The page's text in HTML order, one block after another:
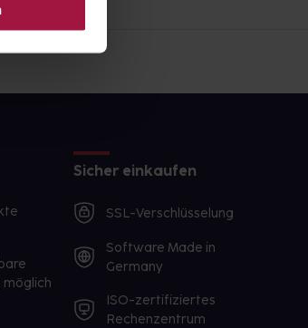
möglich
Sicher einkaufen
SSL-Verschlüsselung
Software Made in
Germany
ISO-zertifiziertes
Rechenzentrum